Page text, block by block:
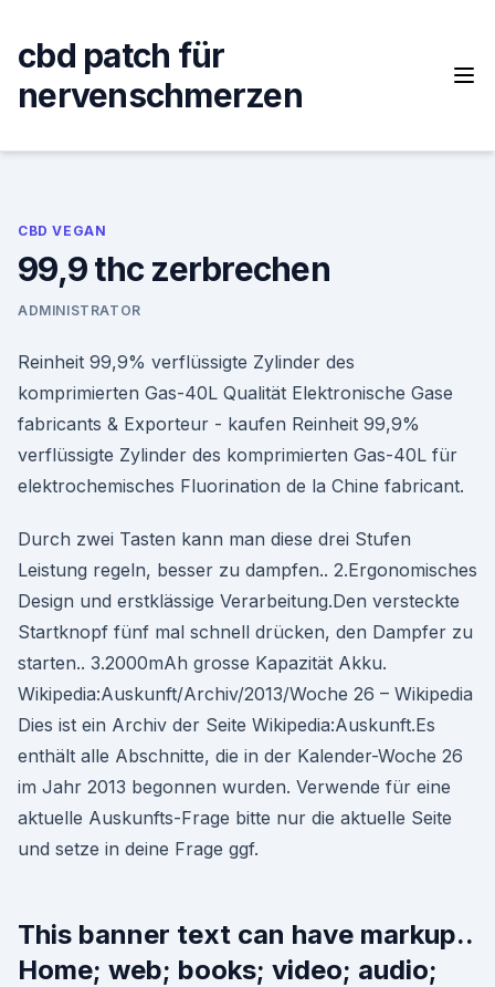
content
cbd patch für
nervenschmerzen
CBD VEGAN
99,9 thc zerbrechen
ADMINISTRATOR
Reinheit 99,9% verflüssigte Zylinder des
komprimierten Gas-40L Qualität Elektronische Gase
fabricants & Exporteur - kaufen Reinheit 99,9%
verflüssigte Zylinder des komprimierten Gas-40L für
elektrochemisches Fluorination de la Chine fabricant.
Durch zwei Tasten kann man diese drei Stufen
Leistung regeln, besser zu dampfen.. 2.Ergonomisches
Design und erstklässige Verarbeitung.Den versteckte
Startknopf fünf mal schnell drücken, den Dampfer zu
starten.. 3.2000mAh grosse Kapazität Akku.
Wikipedia:Auskunft/Archiv/2013/Woche 26 – Wikipedia
Dies ist ein Archiv der Seite Wikipedia:Auskunft.Es
enthält alle Abschnitte, die in der Kalender-Woche 26
im Jahr 2013 begonnen wurden. Verwende für eine
aktuelle Auskunfts-Frage bitte nur die aktuelle Seite
und setze in deine Frage ggf.
This banner text can have markup..
Home; web; books; video; audio;